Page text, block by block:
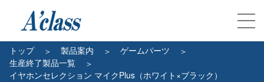
トップ 製品案内
ゲームパーツ
生産終了製品一覧
イヤホンセレクション マイクPlus（ホワイト×ブラック）